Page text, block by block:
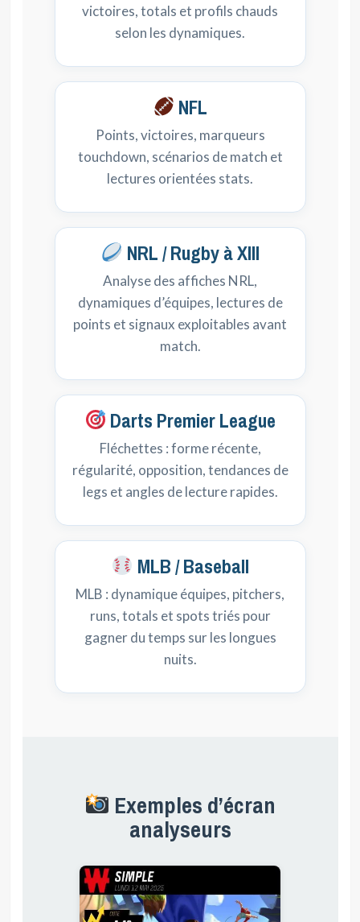
victoires, totals et profils chauds
selon les dynamiques.
NFL
Points, victoires, marqueurs
touchdown, scénarios de match et
lectures orientées stats.
NRL / Rugby à XIII
Analyse des affiches NRL,
dynamiques d’équipes, lectures de
points et signaux exploitables avant
match.
Darts Premier League
Fléchettes : forme récente,
régularité, opposition, tendances de
legs et angles de lecture rapides.
MLB / Baseball
MLB : dynamique équipes, pitchers,
runs, totals et spots triés pour
gagner du temps sur les longues
nuits.
Exemples d’écran
analyseurs